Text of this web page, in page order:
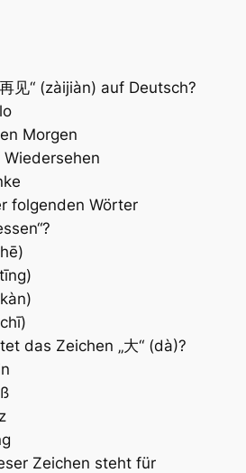
见“ (zàijiàn) auf Deutsch?
Morgen
Wiedersehen
folgenden Wörter
das Zeichen „大“ (dà)?
Zeichen steht für